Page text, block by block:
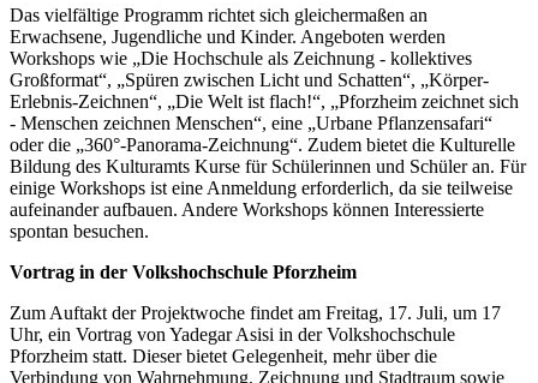
Das vielfältige Programm richtet sich gleichermaßen an
Erwachsene, Jugendliche und Kinder. Angeboten werden
Workshops wie „Die Hochschule als Zeichnung - kollektives
Großformat“, „Spüren zwischen Licht und Schatten“, „Körper-
Erlebnis-Zeichnen“, „Die Welt ist flach!“, „Pforzheim zeichnet sich
- Menschen zeichnen Menschen“, eine „Urbane Pflanzensafari“
oder die „360°-Panorama-Zeichnung“. Zudem bietet die Kulturelle
Bildung des Kulturamts Kurse für Schülerinnen und Schüler an. Für
einige Workshops ist eine Anmeldung erforderlich, da sie teilweise
aufeinander aufbauen. Andere Workshops können Interessierte
spontan besuchen.
Vortrag in der Volkshochschule Pforzheim
Zum Auftakt der Projektwoche findet am Freitag, 17. Juli, um 17
Uhr, ein Vortrag von Yadegar Asisi in der Volkshochschule
Pforzheim statt. Dieser bietet Gelegenheit, mehr über die
Verbindung von Wahrnehmung, Zeichnung und Stadtraum sowie